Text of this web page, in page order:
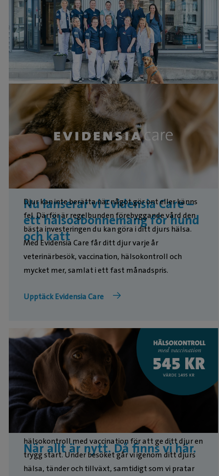
Aktuellt
Nu lanserar vi Evidensia Care –
ett hälsoabonnemang för hund
och katt
Djur kan inte berätta när något gör ont eller känns
fel. Därför är regelbunden förebyggande vård den
bästa investeringen du kan göra i ditt djurs hälsa.
Med Evidensia Care får ditt djur varje år
veterinärbesök, vaccination, hälsokontroll och
mycket mer, samlat i ett fast månadspris.
Upptäck Evidensia Care
När allt är nytt. Då finns vi här.
Att ha en valp eller kattunge är fantastiskt – men
kräver också tålamod och omsorg. Boka en
hälsokontroll med vaccination för att ge ditt djur en
trygg start. Under besöket går vi igenom ditt djurs
hälsa, tänder och tillväxt, samtidigt som vi pratar